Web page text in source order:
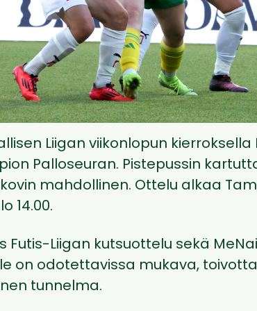
Liigan viikonlopun
Palloseuran. Pistepussin
mahdollinen. Ottelu alkaa
14.00.
Futis-Liigan kutsuottelu sekä
on odotettavissa mukava,
tunnelma.